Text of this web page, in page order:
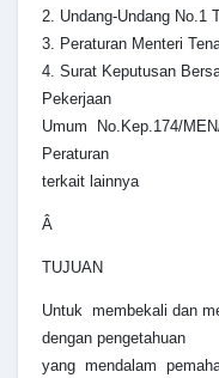
2. Undang-Undang No.1
3. Peraturan Menteri
4. Surat Keputusan
Pekerjaan
Umum No.Kep.174/
Peraturan
terkait lainnya
Â
TUJUAN
Untuk membekali dan
dengan pengetahuan
yang mendalam